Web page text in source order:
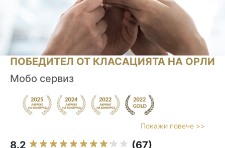
ПОБЕДИТЕЛ ОТ КЛАСАЦИЯТА НА ОРЛИ
Мобо сервиз
Покажи повече >>
8.2 (67)